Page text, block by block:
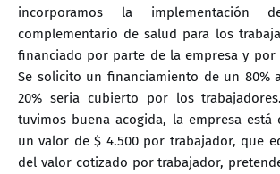
incorporamos la implementación
complementario de salud para los
financiado por parte de la empresa y por
Se solicito un financiamiento de un 80%
20% seria cubierto por los
tuvimos buena acogida, la empresa está
un valor de $ 4.500 por trabajador, que
del valor cotizado por trabajador,